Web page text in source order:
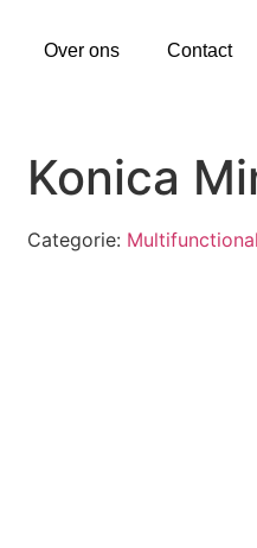
Over ons Contact
Konica
Categorie: